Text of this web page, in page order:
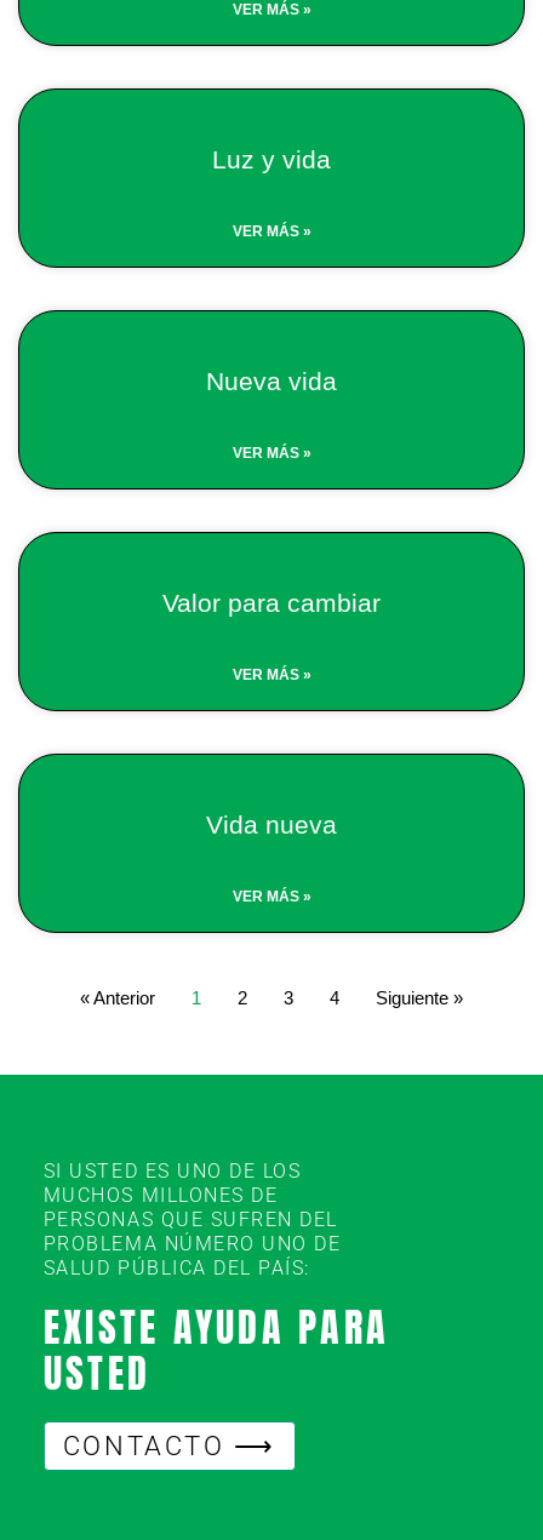
VER MÁS »
Luz y vida
VER MÁS »
Nueva vida
VER MÁS »
Valor para cambiar
VER MÁS »
Vida nueva
VER MÁS »
« Anterior 1 2 3 4 Siguiente »
SI USTED ES UNO DE LOS
MUCHOS MILLONES DE
PERSONAS QUE SUFREN DEL
PROBLEMA NÚMERO UNO DE
SALUD PÚBLICA DEL PAÍS:
EXISTE AYUDA PARA
USTED
CONTACTO ⟶